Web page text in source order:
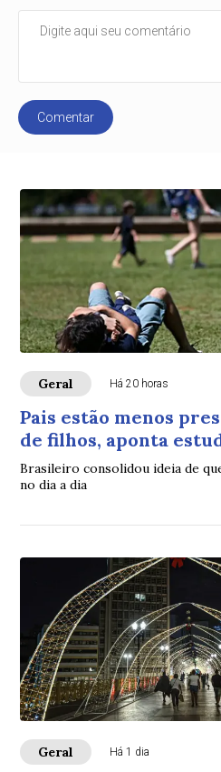
Comentar
Geral Há 20 horas
Pais estão menos
de filhos, aponta
Brasileiro consolidou ideia de
no dia a dia
Geral Há 1 dia